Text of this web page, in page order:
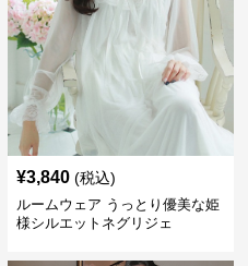
¥3,840 (税込)
ルームウェア うっとり優美な姫
様シルエットネグリジェ